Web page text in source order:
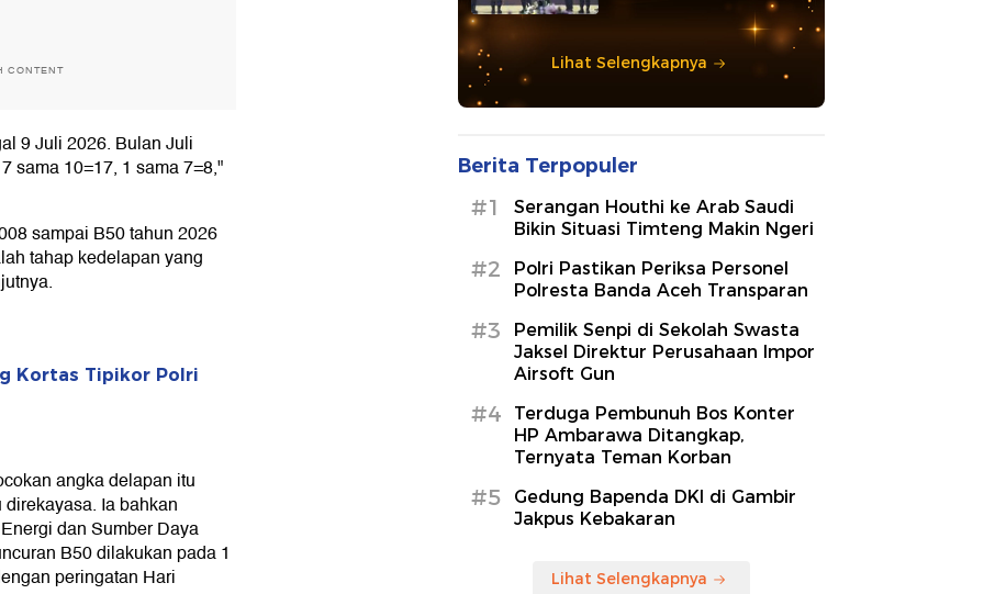
CONTENT
9 Juli 2026. Bulan Juli
sama 10=17, 1 sama 7=8,"
sampai B50 tahun 2026
tahap kedelapan yang
Kortas Tipikor Polri
angka delapan itu
Ia bahkan
dan Sumber Daya
B50 dilakukan pada 1
peringatan Hari
Lihat Selengkapnya
Berita Terpopuler
#1
Serangan Houthi ke Arab Saudi
Bikin Situasi Timteng Makin Ngeri
#2
Polri Pastikan Periksa Personel
Polresta Banda Aceh Transparan
#3
Pemilik Senpi di Sekolah Swasta
Jaksel Direktur Perusahaan Impor
Airsoft Gun
#4
Terduga Pembunuh Bos Konter
HP Ambarawa Ditangkap,
Ternyata Teman Korban
#5
Gedung Bapenda DKI di Gambir
Jakpus Kebakaran
Lihat Selengkapnya